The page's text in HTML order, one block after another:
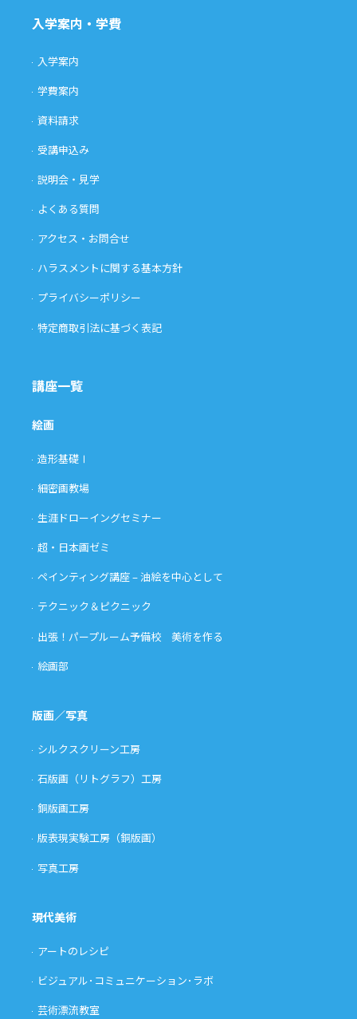
入学案内・学費
入学案内
学費案内
資料請求
受講申込み
説明会・見学
よくある質問
アクセス・お問合せ
ハラスメントに関する基本方針
プライバシーポリシー
特定商取引法に基づく表記
講座一覧
絵画
造形基礎Ⅰ
細密画教場
生涯ドローイングセミナー
超・日本画ゼミ
ペインティング講座 – 油絵を中心として
テクニック＆ピクニック
出張！パープルーム予備校 美術を作る
絵画部
版画／写真
シルクスクリーン工房
石版画（リトグラフ）工房
銅版画工房
版表現実験工房（銅版画）
写真工房
現代美術
アートのレシピ
ビジュアル･コミュニケーション･ラボ
芸術漂流教室